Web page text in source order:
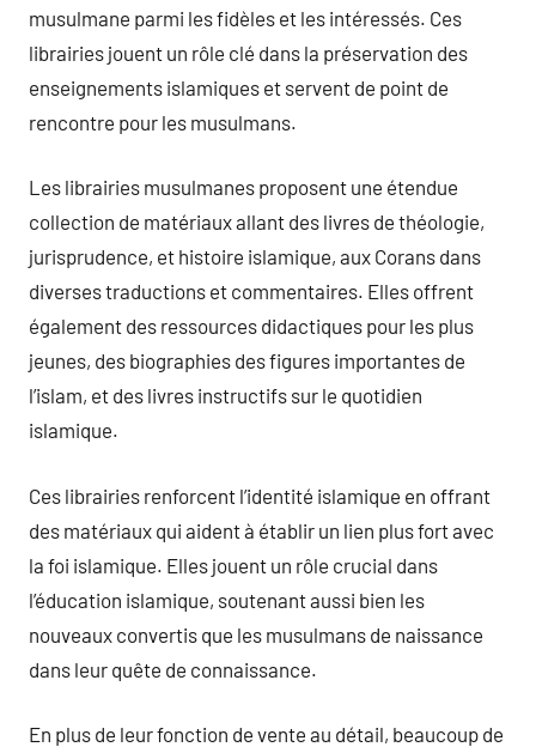
musulmane parmi les fidèles et les intéressés. Ces
librairies jouent un rôle clé dans la préservation des
enseignements islamiques et servent de point de
rencontre pour les musulmans.
Les librairies musulmanes proposent une étendue
collection de matériaux allant des livres de théologie,
jurisprudence, et histoire islamique, aux Corans dans
diverses traductions et commentaires. Elles offrent
également des ressources didactiques pour les plus
jeunes, des biographies des figures importantes de
l’islam, et des livres instructifs sur le quotidien
islamique.
Ces librairies renforcent l’identité islamique en offrant
des matériaux qui aident à établir un lien plus fort avec
la foi islamique. Elles jouent un rôle crucial dans
l’éducation islamique, soutenant aussi bien les
nouveaux convertis que les musulmans de naissance
dans leur quête de connaissance.
En plus de leur fonction de vente au détail, beaucoup de